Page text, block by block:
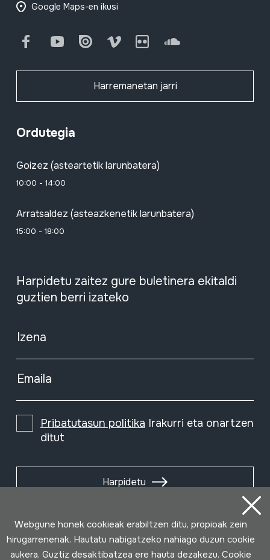
Google Maps-en ikusi
FacebookYoutube Issuu Vimeo Flickr SoundCloud
Harremanetan jarri
Ordutegia
Goizez (asteartetik larunbatera)
10:00 - 14:00
Arratsaldez (asteazkenetik larunbatera)
15:00 - 18:00
Harpidetu zaitez gure buletinera ekitaldi
guztien berri izateko
Izena
Emaila
Pribatutasun politika Irakurri eta onartzen
ditut
Harpidetu
Webgune honek cookieak erabiltzen ditu, propioak zein
hirugarrenenak. Hautatu nabigatzeko nahiago duzun cookie
aukera. Guztiz desaktibatzea ere hauta dezakezu. Cookie